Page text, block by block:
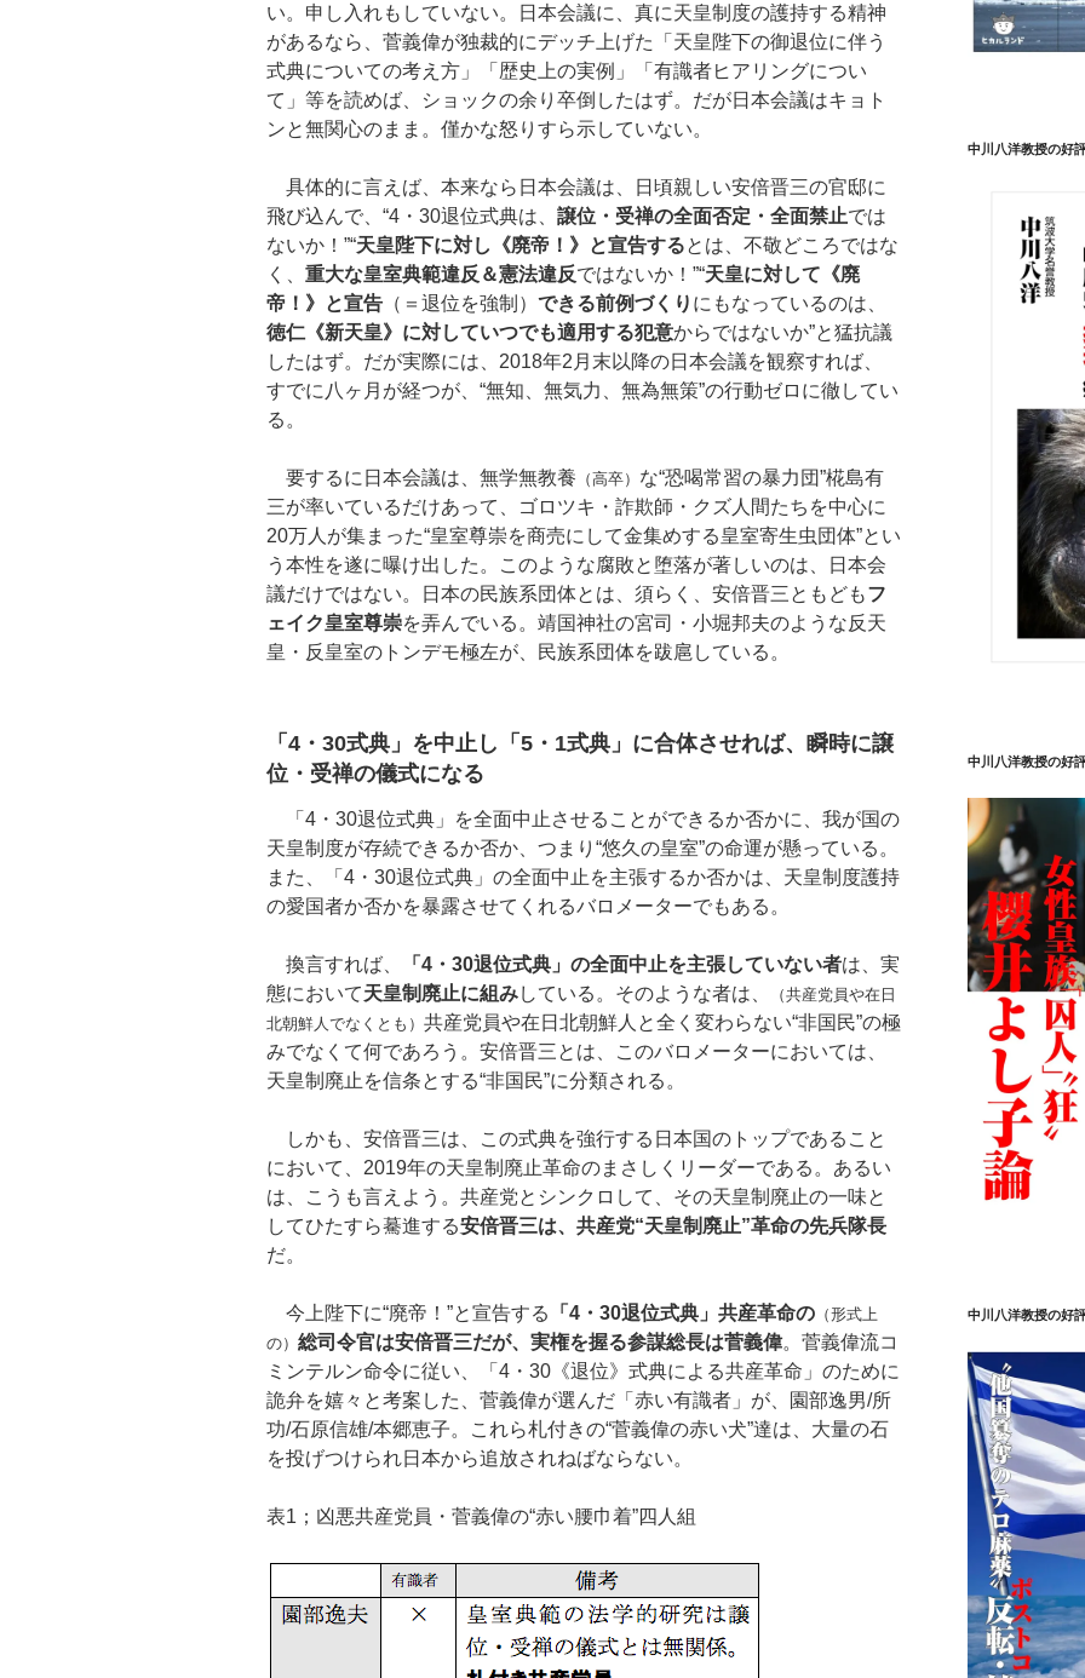
い。申し入れもしていない。日本会議に、真に天皇制度の護持する精神
があるなら、菅義偉が独裁的にデッチ上げた「天皇陛下の御退位に伴う
式典についての考え方」「歴史上の実例」「有識者ヒアリングについ
て」等を読めば、ショックの余り卒倒したはず。だが日本会議はキョト
ンと無関心のまま。僅かな怒りすら示していない。
具体的に言えば、本来なら日本会議は、日頃親しい安倍晋三の官邸に
飛び込んで、“4・30退位式典は、 譲位・受禅の全面否定・全面禁止では
ないか！”“天皇陛下に対し《廃帝！》と宣告するとは、不敬どころではな
く、 重大な皇室典範違反＆憲法違反ではないか！”“天皇に対して《廃
帝！》と宣告 （＝退位を強制） できる前例づくり にもなっているのは、
徳仁《新天皇》に対していつでも適用する犯意からではないか”と猛抗議
したはず。だが実際には、2018年2月末以降の日本会議を観察すれば、
すでに八ヶ月が経つが、“無知、無気力、無為無策”の行動ゼロに徹してい
る。
要するに日本会議は、無学無教養 （高卒） な“恐喝常習の暴力団”椛島有
三が率いているだけあって、ゴロツキ・詐欺師・クズ人間たちを中心に
20万人が集まった“皇室尊崇を商売にして金集めする皇室寄生虫団体”とい
う本性を遂に曝け出した。このような腐敗と堕落が著しいのは、日本会
議だけではない。日本の民族系団体とは、須らく、安倍晋三ともどもフ
ェイク皇室尊崇を弄んでいる。靖国神社の宮司・小堀邦夫のような反天
皇・反皇室のトンデモ極左が、民族系団体を跋扈している。
「4・30式典」を中止し「5・1式典」に合体させれば、瞬時に譲
位・受禅の儀式になる
「4・30退位式典」を全面中止させることができるか否かに、我が国の
天皇制度が存続できるか否か、つまり“悠久の皇室”の命運が懸っている。
また、「4・30退位式典」の全面中止を主張するか否かは、天皇制度護持
の愛国者か否かを暴露させてくれるバロメーターでもある。
換言すれば、 「4・30退位式典」の全面中止を主張していない者は、実
態において天皇制廃止に組みしている。そのような者は、
（共産党員や在日
北朝鮮人でなくとも） 共産党員や在日北朝鮮人と全く変わらない“非国民”の極
みでなくて何であろう。安倍晋三とは、このバロメーターにおいては、
天皇制廃止を信条とする“非国民”に分類される。
しかも、安倍晋三は、この式典を強行する日本国のトップであること
において、2019年の天皇制廃止革命のまさしくリーダーである。あるい
は、こうも言えよう。共産党とシンクロして、その天皇制廃止の一味と
してひたすら驀進する安倍晋三は、共産党“天皇制廃止”革命の先兵隊長
だ。
今上陛下に“廃帝！”と宣告する 「4・30退位式典」共産革命の （形式上
の） 総司令官は安倍晋三だが、実権を握る参謀総長は菅義偉。菅義偉流コ
ミンテルン命令に従い、「4・30《退位》式典による共産革命」のために
詭弁を嬉々と考案した、菅義偉が選んだ「赤い有識者」が、園部逸男/所
功/石原信雄/本郷恵子。これら札付きの“菅義偉の赤い犬”達は、大量の石
を投げつけられ日本から追放されねばならない。
表1；凶悪共産党員・菅義偉の“赤い腰巾着”四人組
中川八洋教授の好
中川八洋教授の好
中川八洋教授の好